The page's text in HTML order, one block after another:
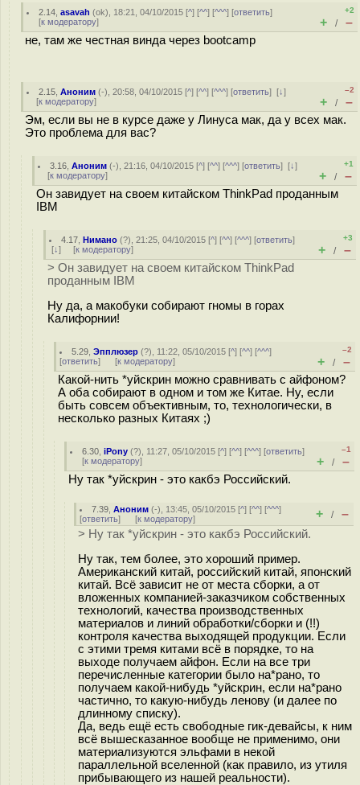
2.14 ,asavah (ok), 18:21, 04/10/2015 [^] [^^] [^^^] [ответить]
[к модератору]
+2
+ / –
не, там же честная винда через bootcamp
2.15 ,Аноним (-), 20:58, 04/10/2015 [^] [^^] [^^^] [ответить][↓]
[к модератору]
–2
+ / –
Эм, если вы не в курсе даже у Линуса мак, да у всех мак.
Это проблема для вас?
3.16 ,Аноним (-), 21:16, 04/10/2015 [^] [^^] [^^^] [ответить][↓]
[к модератору]
+1
+ / –
Он завидует на своем китайском ThinkPad проданным
IBM
4.17 ,Нимано (?), 21:25, 04/10/2015 [^] [^^] [^^^] [ответить]
[↓] [к модератору]
+3
+ / –
> Он завидует на своем китайском ThinkPad
проданным IBM
Ну да, а макобуки собирают гномы в горах
Калифорнии!
5.29 ,Эпплюзер (?), 11:22, 05/10/2015 [^] [^^] [^^^]
[ответить] [к модератору]
–2
+ / –
Какой-нить *уйскрин можно сравнивать с айфоном?
А оба собирают в одном и том же Китае. Ну, если
быть совсем объективным, то, технологически, в
несколько разных Китаях ;)
6.30 ,iPony (?), 11:27, 05/10/2015 [^] [^^] [^^^] [ответить]
[к модератору]
–1
+ / –
Ну так *уйскрин - это какбэ Российский.
7.39 ,Аноним (-), 13:45, 05/10/2015 [^] [^^] [^^^]
[ответить] [к модератору] + / –
> Ну так *уйскрин - это какбэ Российский.
Ну так, тем более, это хороший пример.
Американский китай, российский китай, японский
китай. Всё зависит не от места сборки, а от
вложенных компанией-заказчиком собственных
технологий, качества производственных
материалов и линий обработки/сборки и (!!)
контроля качества выходящей продукции. Если
с этими тремя китами всё в порядке, то на
выходе получаем айфон. Если на все три
перечисленные категории было на*рано, то
получаем какой-нибудь *уйскрин, если на*рано
частично, то какую-нибудь ленову (и далее по
длинному списку).
Да, ведь ещё есть свободные гик-девайсы, к ним
всё вышесказанное вообще не применимо, они
материализуются эльфами в некой
параллельной вселенной (как правило, из утиля
прибывающего из нашей реальности).